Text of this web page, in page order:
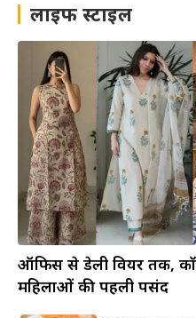
लाइफ स्टाइल
ऑफिस से डेली वियर तक,
महिलाओं की पहली पसंद